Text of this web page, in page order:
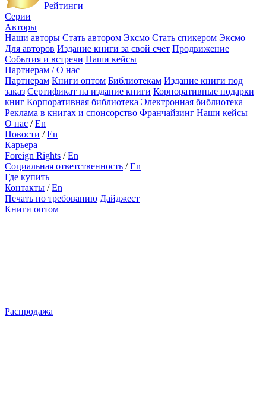
Рейтинги
Серии
Авторы
Наши авторы Стать автором Эксмо Стать спикером Эксмо
Для авторов Издание книги за свой счет Продвижение
События и встречи Наши кейсы
Партнерам / О нас
Партнерам Книги оптом Библиотекам Издание книги под
заказ Сертификат на издание книги Корпоративные подарки
книг Корпоративная библиотека Электронная библиотека
Реклама в книгах и спонсорство Франчайзинг Наши кейсы
О нас /En
Новости /En
Карьера
Foreign Rights /En
Социальная ответственность /En
Где купить
Контакты /En
Печать по требованию Дайджест
Книги оптом
Распродажа